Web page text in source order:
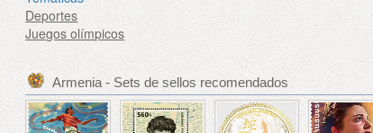
Deportes
Juegos olímpicos
Armenia - Sets de sellos recomendados